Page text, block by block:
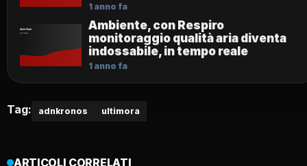
1 anno fa
Ambiente, con Respiro
monitoraggio qualità aria diventa
indossabile, in tempo reale
1 anno fa
Tag: adnkronos ultimora
ARTICOLI CORRELATI